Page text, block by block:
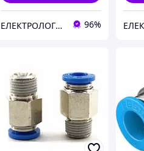
ЕЛЕКТРОЛОГІСТИК 96%